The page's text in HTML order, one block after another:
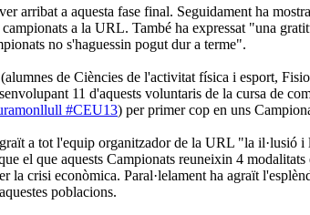
arribat a aquesta fase final. Seguidament ha
a la URL. També ha expressat "una
no s'haguessin pogut dur a terme".
de Ciències de l'activitat física i esport,
11 d'aquests voluntaris de la cursa de
#CEU13) per primer cop en uns
a tot l'equip organitzador de la URL "la il·lusió i
el que aquests Campionats reuneixin 4
crisi econòmica. Paral·lelament ha agraït
poblacions.